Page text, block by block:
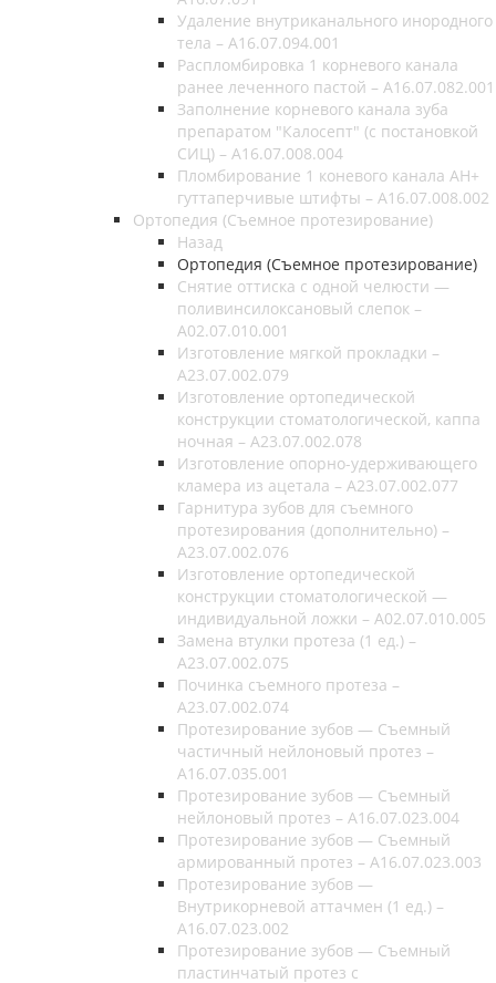
Удаление внутриканального инородного
тела – A16.07.094.001
Распломбировка 1 корневого канала
ранее леченного пастой – A16.07.082.001
Заполнение корневого канала зуба
препаратом "Калосепт" (с постановкой
СИЦ) – A16.07.008.004
Пломбирование 1 коневого канала AH+
гуттаперчивые штифты – A16.07.008.002
Ортопедия (Съемное протезирование)
Назад
Ортопедия (Съемное протезирование)
Снятие оттиска с одной челюсти —
поливинсилоксановый слепок –
A02.07.010.001
Изготовление мягкой прокладки –
A23.07.002.079
Изготовление ортопедической
конструкции стоматологической, каппа
ночная – A23.07.002.078
Изготовление опорно-удерживающего
кламера из ацетала – A23.07.002.077
Гарнитура зубов для съемного
протезирования (дополнительно) –
A23.07.002.076
Изготовление ортопедической
конструкции стоматологической —
индивидуальной ложки – A02.07.010.005
Замена втулки протеза (1 ед.) –
A23.07.002.075
Починка съемного протеза –
A23.07.002.074
Протезирование зубов — Съемный
частичный нейлоновый протез –
A16.07.035.001
Протезирование зубов — Съемный
нейлоновый протез – A16.07.023.004
Протезирование зубов — Съемный
армированный протез – A16.07.023.003
Протезирование зубов —
Внутрикорневой аттачмен (1 ед.) –
A16.07.023.002
Протезирование зубов — Съемный
пластинчатый протез с